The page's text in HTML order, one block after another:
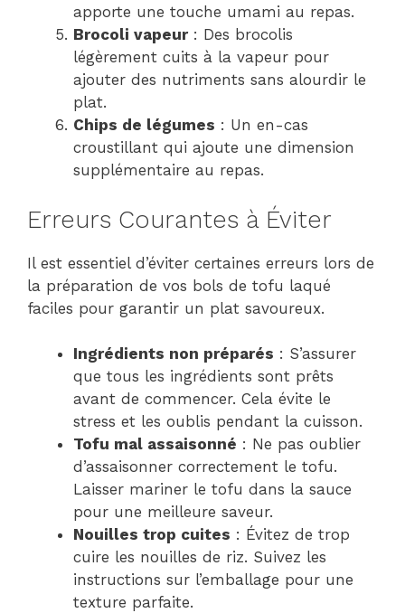
apporte une touche umami au repas.
Brocoli vapeur: Des brocolis
légèrement cuits à la vapeur pour
ajouter des nutriments sans alourdir le
plat.
Chips de légumes : Un en-cas
croustillant qui ajoute une dimension
supplémentaire au repas.
Erreurs Courantes à Éviter
Il est essentiel d’éviter certaines erreurs lors de
la préparation de vos bols de tofu laqué
faciles pour garantir un plat savoureux.
Ingrédients non préparés : S’assurer
que tous les ingrédients sont prêts
avant de commencer. Cela évite le
stress et les oublis pendant la cuisson.
Tofu mal assaisonné : Ne pas oublier
d’assaisonner correctement le tofu.
Laisser mariner le tofu dans la sauce
pour une meilleure saveur.
Nouilles trop cuites : Évitez de trop
cuire les nouilles de riz. Suivez les
instructions sur l’emballage pour une
texture parfaite.